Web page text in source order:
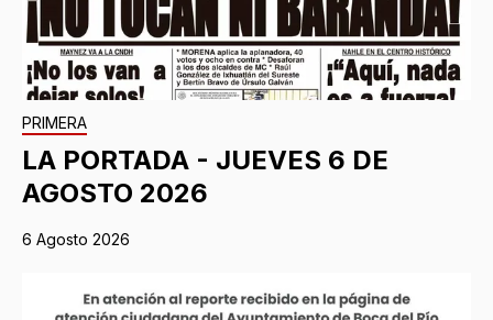
PRIMERA
LA PORTADA - JUEVES 6 DE
AGOSTO 2026
6 Agosto 2026